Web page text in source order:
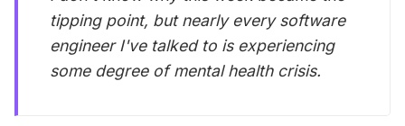
tipping point, but nearly every software
engineer I've talked to is experiencing
some degree of mental health crisis.